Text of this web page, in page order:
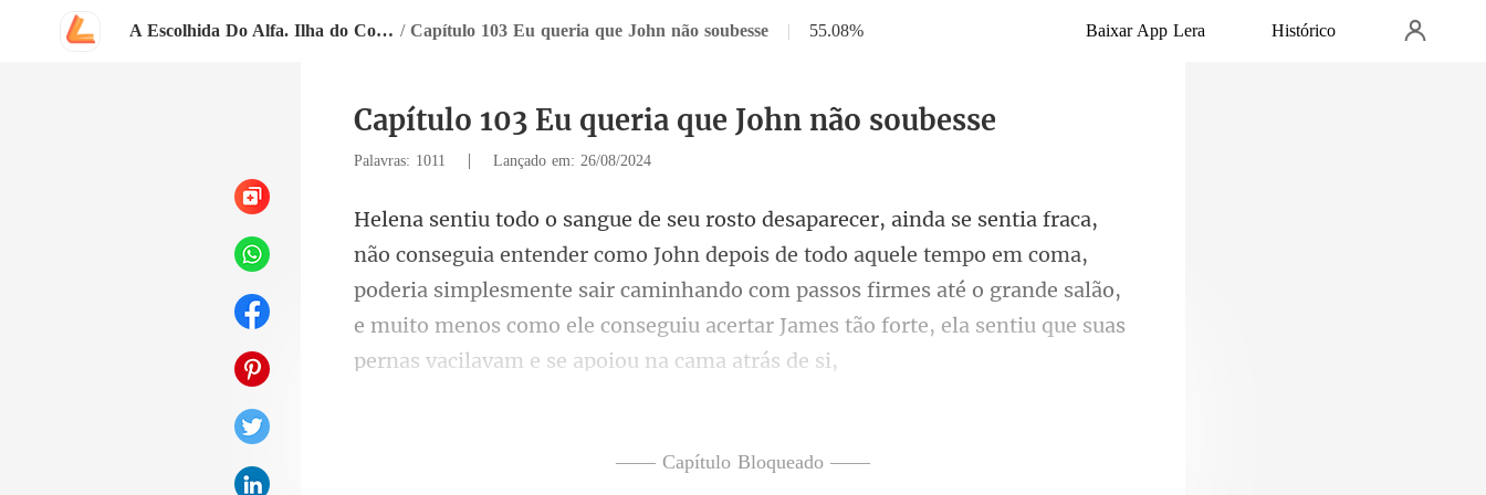
A Escolhida Do Alfa. Ilha do Corvo / Capítulo 103 Eu queria que John não soubesse | 55.08% Baixar App Lera Histórico
Capítulo 103 Eu queria que John não soubesse
Palavras: 1011 | Lançado em: 26/08/2024
de todo aquele tempo em coma,
poderia simplesmente sair caminhando com passos firmes até o grande salão,
e muito me
—— Capítulo Bloqueado ——